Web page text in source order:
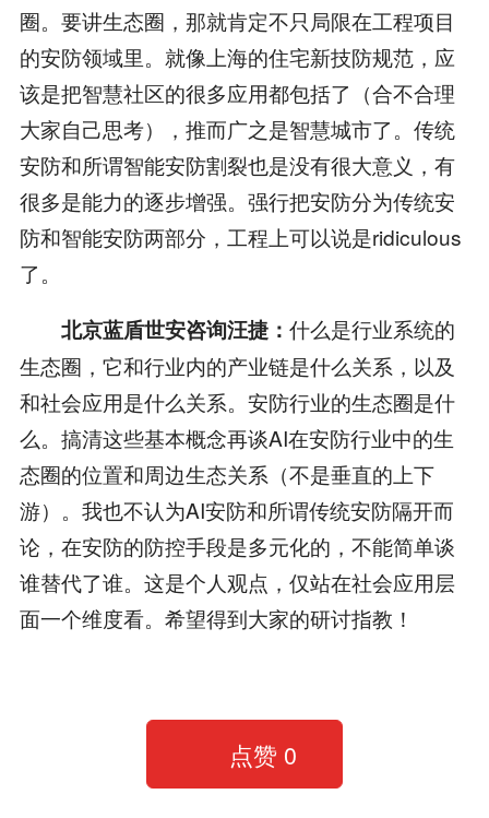
圈。要讲生态圈，那就肯定不只局限在工程项目
的安防领域里。就像上海的住宅新技防规范，应
该是把智慧社区的很多应用都包括了（合不合理
大家自己思考），推而广之是智慧城市了。传统
安防和所谓智能安防割裂也是没有很大意义，有
很多是能力的逐步增强。强行把安防分为传统安
防和智能安防两部分，工程上可以说是ridiculous
了。
北京蓝盾世安咨询汪捷： 什么是行业系统的
生态圈，它和行业内的产业链是什么关系，以及
和社会应用是什么关系。安防行业的生态圈是什
么。搞清这些基本概念再谈AI在安防行业中的生
态圈的位置和周边生态关系（不是垂直的上下
游）。我也不认为AI安防和所谓传统安防隔开而
论，在安防的防控手段是多元化的，不能简单谈
谁替代了谁。这是个人观点，仅站在社会应用层
面一个维度看。希望得到大家的研讨指教！
点赞 0